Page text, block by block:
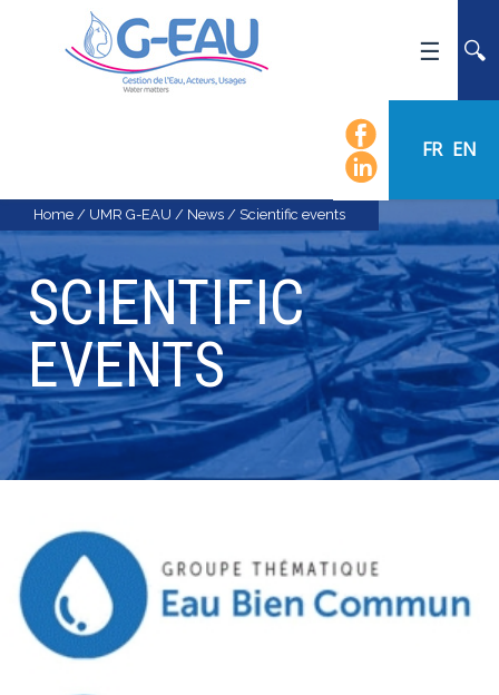
FR EN
NEWS
EVENTS
CALENDAR OF EVENTS
FLOW CHART
STAFF
SCIENTIFIC FIELDS
TEAMS
GEOGRAPHIC LOCATIONS
CURRENT PROJECTS
COMPLETED PROJECTS
Home / UMR G-EAU / News / Scientific events
SCIENTIFIC
EVENTS